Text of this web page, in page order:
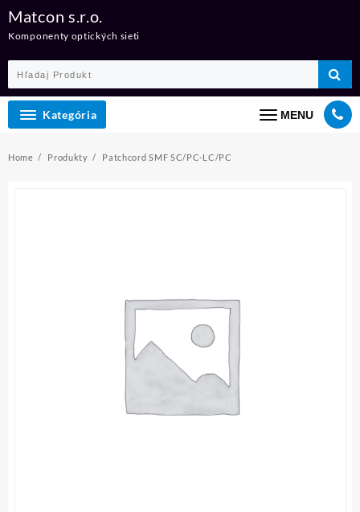
to
content
Matcon s.r.o.
Komponenty optických sieti
Kategória MENU
Home Produkty Patchcord SMF SC/PC-LC/PC